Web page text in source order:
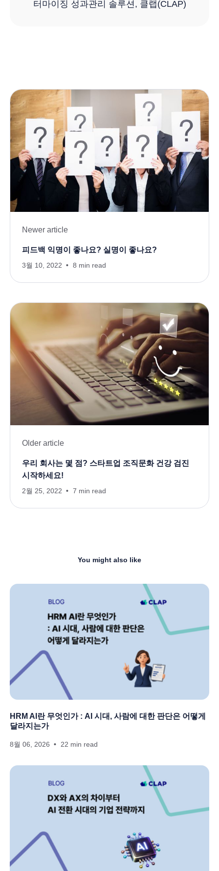
터마이징 성과관리 솔루션, 클랩(CLAP)
Newer article
피드백 익명이 좋나요? 실명이 좋나요?
3월 10, 2022 8 min read
Older article
우리 회사는 몇 점? 스타트업 조직문화 건강 검진
시작하세요!
2월 25, 2022 7 min read
You might also like
HRM AI란 무엇인가 : AI 시대, 사람에 대한 판단은 어떻게
달라지는가
8월 06, 2026 22 min read